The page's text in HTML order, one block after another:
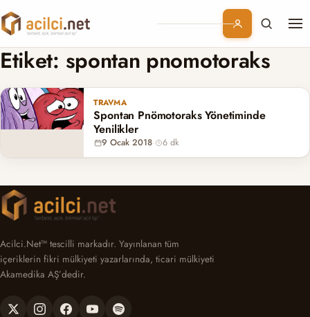
Branşlar
Konular
Etiket: spontan pnomotoraks
TRAVMA
Spontan Pnömotoraks Yönetiminde
Yenilikler
9 Ocak 2018· 6 dk
Acilci.Net™ tescilli markadır. Yayınlanan tüm
içeriklerin fikri mülkiyeti yazarlarında, ticari mülkiyeti
Akamedika AŞ’dedir.